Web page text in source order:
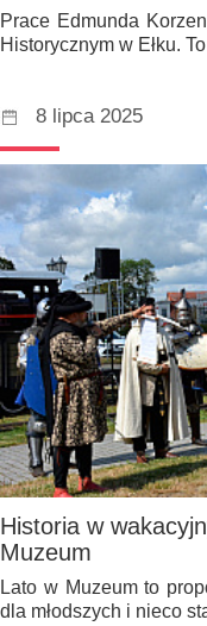
Prace Edmunda
Historycznym w Ełku.
8 lipca 2025
Historia w
Muzeum
Lato w Muzeum to
dla młodszych i nieco